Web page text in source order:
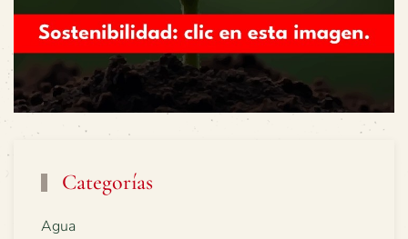
Categorías
Agua